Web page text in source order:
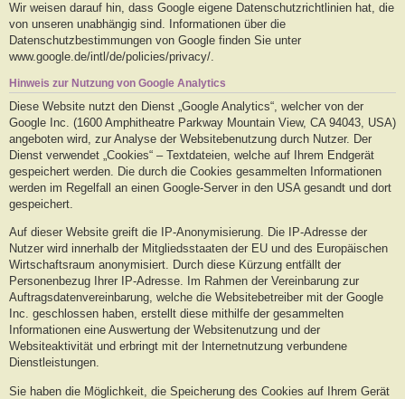
Wir weisen darauf hin, dass Google eigene Datenschutzrichtlinien hat, die
von unseren unabhängig sind. Informationen über die
Datenschutzbestimmungen von Google finden Sie unter
www.google.de/intl/de/policies/privacy/.
Hinweis zur Nutzung von Google Analytics
Diese Website nutzt den Dienst „Google Analytics“, welcher von der
Google Inc. (1600 Amphitheatre Parkway Mountain View, CA 94043, USA)
angeboten wird, zur Analyse der Websitebenutzung durch Nutzer. Der
Dienst verwendet „Cookies“ – Textdateien, welche auf Ihrem Endgerät
gespeichert werden. Die durch die Cookies gesammelten Informationen
werden im Regelfall an einen Google-Server in den USA gesandt und dort
gespeichert.
Auf dieser Website greift die IP-Anonymisierung. Die IP-Adresse der
Nutzer wird innerhalb der Mitgliedsstaaten der EU und des Europäischen
Wirtschaftsraum anonymisiert. Durch diese Kürzung entfällt der
Personenbezug Ihrer IP-Adresse. Im Rahmen der Vereinbarung zur
Auftragsdatenvereinbarung, welche die Websitebetreiber mit der Google
Inc. geschlossen haben, erstellt diese mithilfe der gesammelten
Informationen eine Auswertung der Websitenutzung und der
Websiteaktivität und erbringt mit der Internetnutzung verbundene
Dienstleistungen.
Sie haben die Möglichkeit, die Speicherung des Cookies auf Ihrem Gerät